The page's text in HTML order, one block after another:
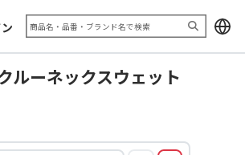
推奨ブラウザ
ーネックスウェット